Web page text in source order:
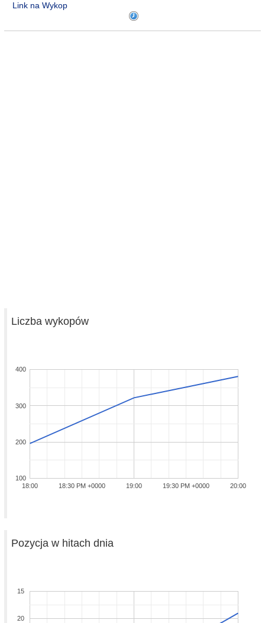
Link na Wykop
Liczba wykopów
18:00 19:00 20:00
18:30 PM +0000 19:30 PM +0000
100
200
300
400
Pozycja w hitach dnia
15
20